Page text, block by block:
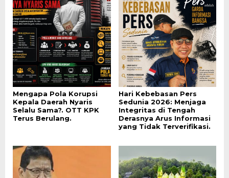
Mengapa Pola Korupsi
Kepala Daerah Nyaris
Selalu Sama?. OTT KPK
Terus Berulang.
Hari Kebebasan Pers
Sedunia 2026: Menjaga
Integritas di Tengah
Derasnya Arus Informasi
yang Tidak Terverifikasi.